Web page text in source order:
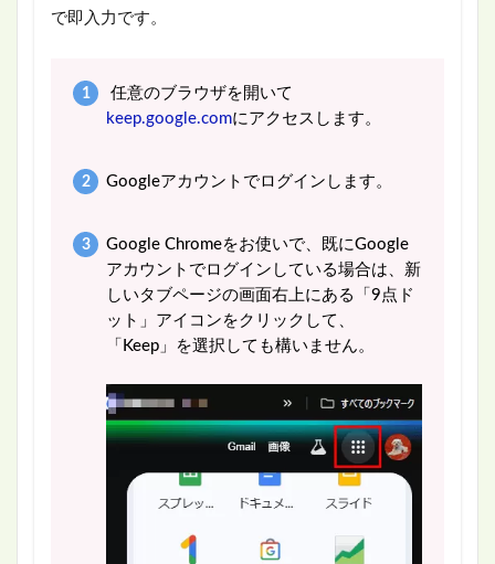
で即入力です。
任意のブラウザを開いて
keep.google.comにアクセスします。
Googleアカウントでログインします。
Google Chromeをお使いで、既にGoogle
アカウントでログインしている場合は、新
しいタブページの画面右上にある「9点ド
ット」アイコンをクリックして、
「Keep」を選択しても構いません。